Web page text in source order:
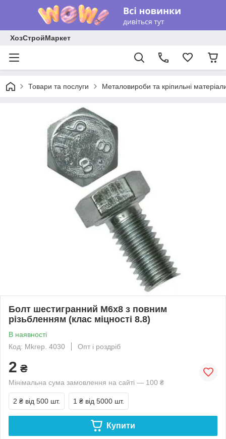
ХозСтройМаркет
Товари та послуги Металовироби та кріпильні
Болт шестигранний М6х8 з повним
різьбленням (клас міцності 8.8)
В наявності
Код: Mkrep. 4030
Опт і роздріб
2 ₴
Мінімальна сума замовлення на сайті — 100 ₴
2 ₴ від 500 шт. 1 ₴ від 5000 шт.
Купити